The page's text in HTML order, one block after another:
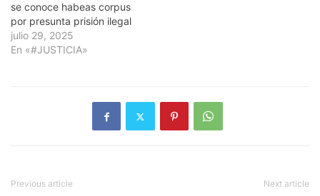
se conoce habeas corpus
por presunta prisión ilegal
julio 29, 2025
En «#JUSTICIA»
Previous article Next article